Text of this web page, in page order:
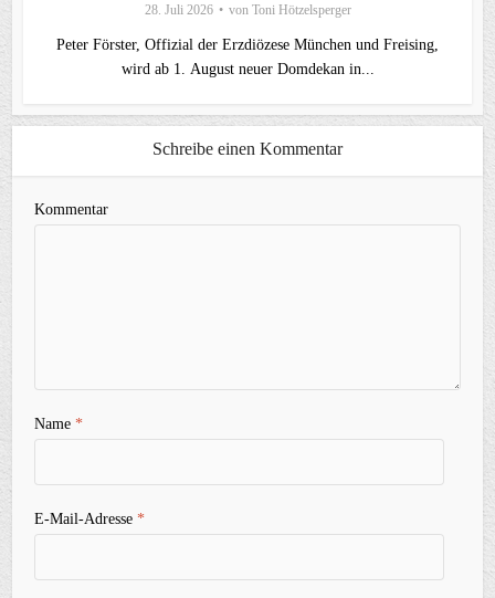
28. Juli 2026 von Toni Hötzelsperger
Peter Förster, Offizial der Erzdiözese München und Freising,
wird ab 1. August neuer Domdekan in...
Schreibe einen Kommentar
Kommentar
Name*
E-Mail-Adresse*